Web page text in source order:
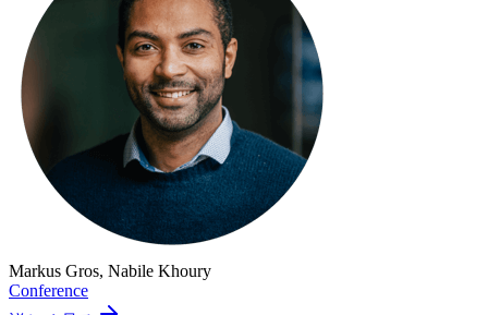
Markus Gros, Nabile Khoury
Conference